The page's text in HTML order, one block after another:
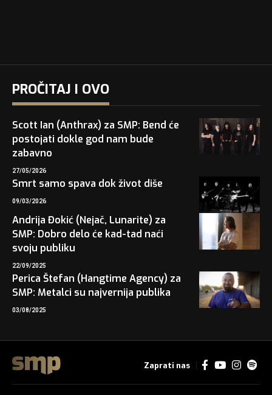
PROČITAJ I OVO
Scott Ian (Anthrax) za SMP: Bend će
postojati dokle god nam bude
zabavno
27/05/2026
Smrt samo spava dok život diše
09/03/2026
Andrija Đokić (Nejač, Lunarite) za
SMP: Dobro delo će kad-tad naći
svoju publiku
22/09/2025
Perica Štefan (Hangtime Agency) za
SMP: Metalci su najvernija publika
03/08/2025
Zaprati nas